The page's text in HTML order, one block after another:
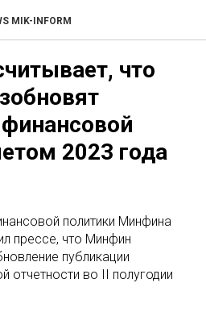
MIK-INFORM
что
2023 года
политики Минфина
прессе, что Минфин
публикации
отчетности во II полугодии